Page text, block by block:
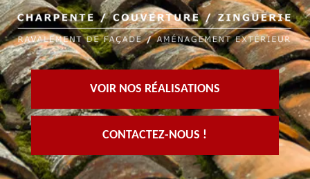
VOIR NOS RÉALISATIONS
CONTACTEZ-NOUS !